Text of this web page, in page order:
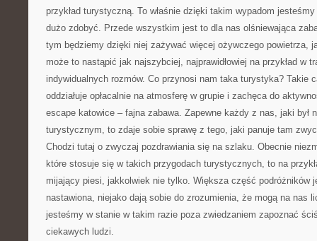
przykład turystyczną. To właśnie dzięki takim wypadom
dużo zdobyć. Przede wszystkim jest to dla nas olśniewająca
tym będziemy dzięki niej zażywać więcej ożywczego powietrza,
może to nastąpić jak najszybciej, najprawidłowiej na przykład w
indywidualnych rozmów. Co przynosi nam taka turystyka? Takie
oddziałuje opłacalnie na atmosferę w grupie i zachęca do
escape katowice – fajna zabawa. Zapewne każdy z nas, jaki był
turystycznym, to zdaje sobie sprawę z tego, jaki panuje tam
Chodzi tutaj o zwyczaj pozdrawiania się na szlaku. Obecnie
które stosuje się w takich przygodach turystycznych, to na
mijający piesi, jakkolwiek nie tylko. Większa część podróżników
nastawiona, niejako dają sobie do zrozumienia, że mogą na nas
jesteśmy w stanie w takim razie poza zwiedzaniem zapoznać
ciekawych ludzi.